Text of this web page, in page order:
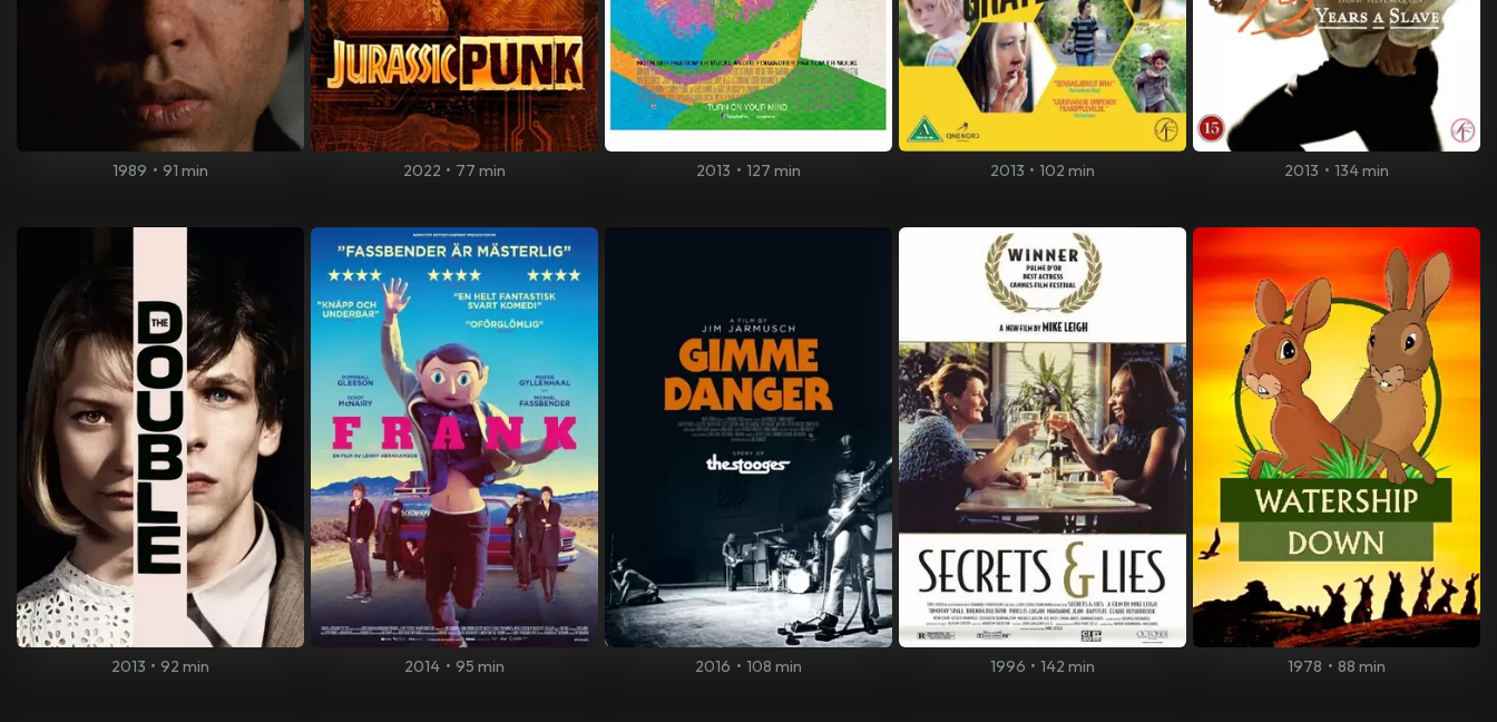
1989 • 91 min 2022 • 77 min 2013 • 127 min 2013 • 102 min 2013 • 134 min
2013 • 92 min 2014 • 95 min 2016 • 108 min 1996 • 142 min 1978 • 88 min